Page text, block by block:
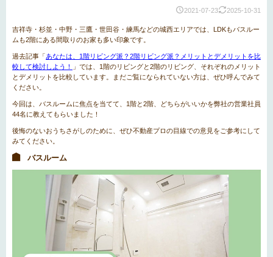
2021-07-23 2025-10-31
吉祥寺・杉並・中野・三鷹・世田谷・練馬などの城西エリアでは、LDKもバスルー
ムも2階にある間取りのお家も多い印象です。
過去記事「あなたは、1階リビング派？2階リビング派？メリットとデメリットを比
較して検討しよう！
」では、1階のリビングと2階のリビング、それぞれのメリット
とデメリットを比較しています。まだご覧になられていない方は、ぜひ呼んでみて
ください。
今回は、バスルームに焦点を当てて、1階と2階、どちらがいいかを弊社の営業社員
44名に教えてもらいました！
後悔のないおうちさがしのために、ぜひ不動産プロの目線での意見をご参考にして
みてください。
バスルーム